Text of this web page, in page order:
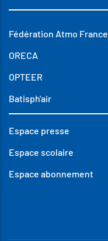
Fédération Atmo France
ORECA
OPTEER
Batisph'air
Espace presse
Espace scolaire
Espace abonnement